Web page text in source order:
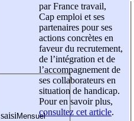
par France travail,
Cap emploi et ses
partenaires pour ses
actions concrètes en
faveur du recrutement,
de l’intégration et de
l’accompagnement de
ses collaborateurs en
situation de handicap.
Pour en savoir plus,
consultez cet article.